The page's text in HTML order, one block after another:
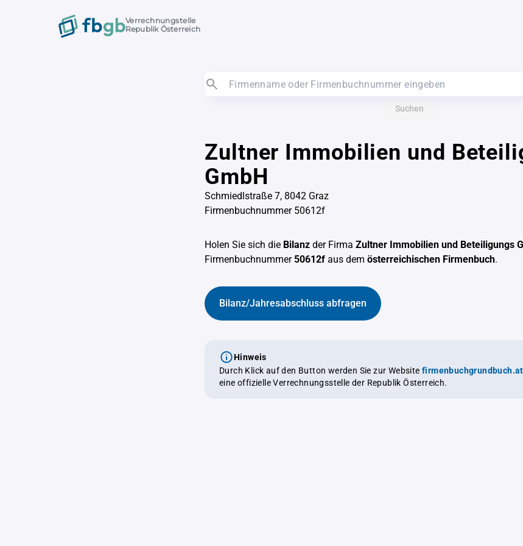
Verrechnungstelle
Republik Österreich
Suchen
Zultner Immobilien und
GmbH
Schmiedlstraße 7, 8042 Graz
Firmenbuchnummer 50612f
Holen Sie sich die Bilanz der Firma Zultner Immobilien und Beteiligungs
Firmenbuchnummer50612f aus dem österreichischen Firmenbuch.
Bilanz/Jahresabschluss abfragen
Hinweis
Durch Klick auf den Button werden Sie zur Website firmenbuchgrundbuch.at
eine offizielle Verrechnungsstelle der Republik Österreich.